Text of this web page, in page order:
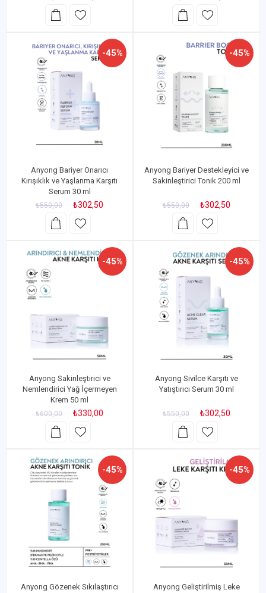
-45%
Anyong Bariyer Onarıcı
Kırışıklık ve Yaşlanma Karşıtı
Serum 30 ml
₺550,00 ₺302,50
-45%
Anyong Bariyer Destekleyici ve
Sakinleştirici Tonik 200 ml
₺550,00 ₺302,50
-45%
Anyong Sakinleştirici ve
Nemlendirici Yağ İçermeyen
Krem 50 ml
₺600,00 ₺330,00
-45%
Anyong Sivilce Karşıtı ve
Yatıştırıcı Serum 30 ml
₺550,00 ₺302,50
-45%
Anyong Gözenek Sıkılaştırıcı
-45%
Anyong Geliştirilmiş Leke